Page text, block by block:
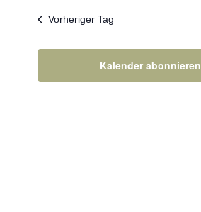
Vorheriger Tag
Kalender abonnieren